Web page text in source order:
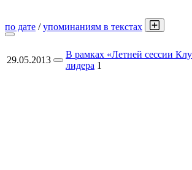
по дате /упоминаниям в текстах
29.05.2013
В рамках «Летней сессии
лидера 1